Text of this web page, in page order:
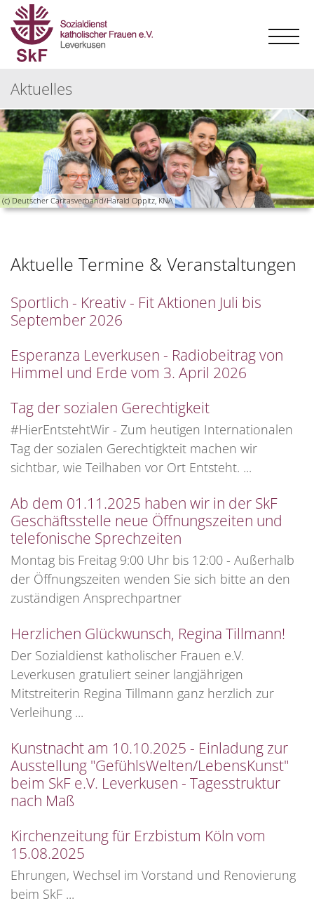
Aktuelles
(c) Deutscher Caritasverband/Harald Oppitz, KNA
Aktuelle Termine & Veranstaltungen
Sportlich - Kreativ - Fit Aktionen Juli bis
September 2026
Esperanza Leverkusen - Radiobeitrag von
Himmel und Erde vom 3. April 2026
Tag der sozialen Gerechtigkeit
#HierEntstehtWir - Zum heutigen Internationalen
Tag der sozialen Gerechtigkteit machen wir
sichtbar, wie Teilhaben vor Ort Entsteht. ...
Ab dem 01.11.2025 haben wir in der SkF
Geschäftsstelle neue Öffnungszeiten und
telefonische Sprechzeiten
Montag bis Freitag 9:00 Uhr bis 12:00 - Außerhalb
der Öffnungszeiten wenden Sie sich bitte an den
zuständigen Ansprechpartner
Herzlichen Glückwunsch, Regina Tillmann!
Der Sozialdienst katholischer Frauen e.V.
Leverkusen gratuliert seiner langjährigen
Mitstreiterin Regina Tillmann ganz herzlich zur
Verleihung ...
Kunstnacht am 10.10.2025 - Einladung zur
Ausstellung "GefühlsWelten/LebensKunst"
beim SkF e.V. Leverkusen - Tagesstruktur
nach Maß
Kirchenzeitung für Erzbistum Köln vom
15.08.2025
Ehrungen, Wechsel im Vorstand und Renovierung
beim SkF ...